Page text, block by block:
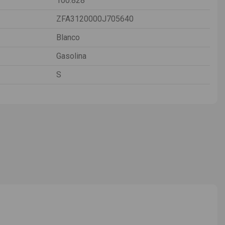
ZFA3120000J705640
Blanco
Gasolina
S